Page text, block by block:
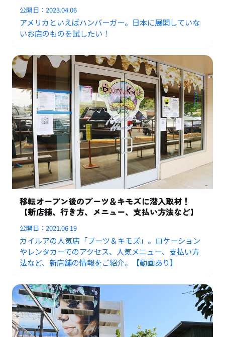
公開日：2023.04.06
アメリカといえばハンバーガー。日本に展開していな
いお店のものを試したい！
移転オープン後のブーツ＆キモズに潜入取材！
【新店舗、行き方、メニュー、支払い方法など】
公開日：2021.06.19
カイルアの人気店「ブーツ＆キモズ」。ロケーション
やレンタカーでのアクセス、人気メニュー、支払い方
法など、新店舗の情報をご紹介。【動画あり】